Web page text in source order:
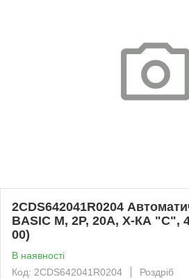
2CDS642041R0204
BASIC M, 2Р, 20А, Х-КА "С",
00)
В наявності
Код: 2CDS642041R0204
Роздріб